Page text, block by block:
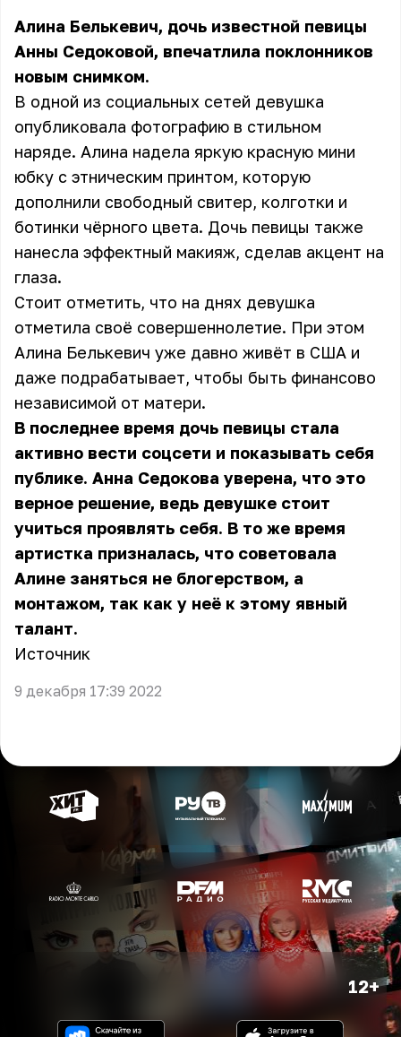
Алина Белькевич, дочь известной певицы
Анны Седоковой, впечатлила поклонников
новым снимком.
В одной из социальных сетей девушка
опубликовала фотографию в стильном
наряде. Алина надела яркую красную мини
юбку с этническим принтом, которую
дополнили свободный свитер, колготки и
ботинки чёрного цвета. Дочь певицы также
нанесла эффектный макияж, сделав акцент на
глаза.
Стоит отметить, что на днях девушка
отметила своё совершеннолетие. При этом
Алина Белькевич уже давно живёт в США и
даже подрабатывает, чтобы быть финансово
независимой от матери.
В последнее время дочь певицы стала
активно вести соцсети и показывать себя
публике. Анна Седокова уверена, что это
верное решение, ведь девушке стоит
учиться проявлять себя. В то же время
артистка призналась, что советовала
Алине заняться не блогерством, а
монтажом, так как у неё к этому явный
талант.
Источник
9 декабря 17:39 2022
12+